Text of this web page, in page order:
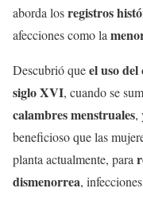
aborda losregistros
afecciones como la
Descubrió queel uso
siglo XVI, cuando se
calambres menstruales,
beneficioso que las
planta actualmente, para
dismenorrea,